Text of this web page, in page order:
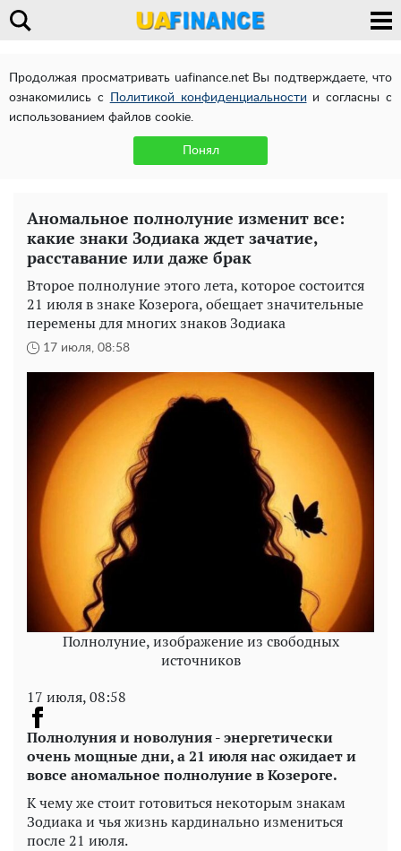
Продолжая просматривать uafinance.net Вы подтверждаете, что
ознакомились с
Политикой конфиденциальности и согласны с
использованием файлов cookie.
Понял
Аномальное полнолуние изменит все:
какие знаки Зодиака ждет зачатие,
расставание или даже брак
Второе полнолуние этого лета, которое состоится
21 июля в знаке Козерога, обещает значительные
перемены для многих знаков Зодиака
17 июля, 08:58
Полнолуние, изображение из свободных
источников
17 июля, 08:58
Полнолуния и новолуния - энергетически
очень мощные дни, а 21 июля нас ожидает и
вовсе аномальное полнолуние в Козероге.
К чему же стоит готовиться некоторым знакам
Зодиака и чья жизнь кардинально измениться
после 21 июля.